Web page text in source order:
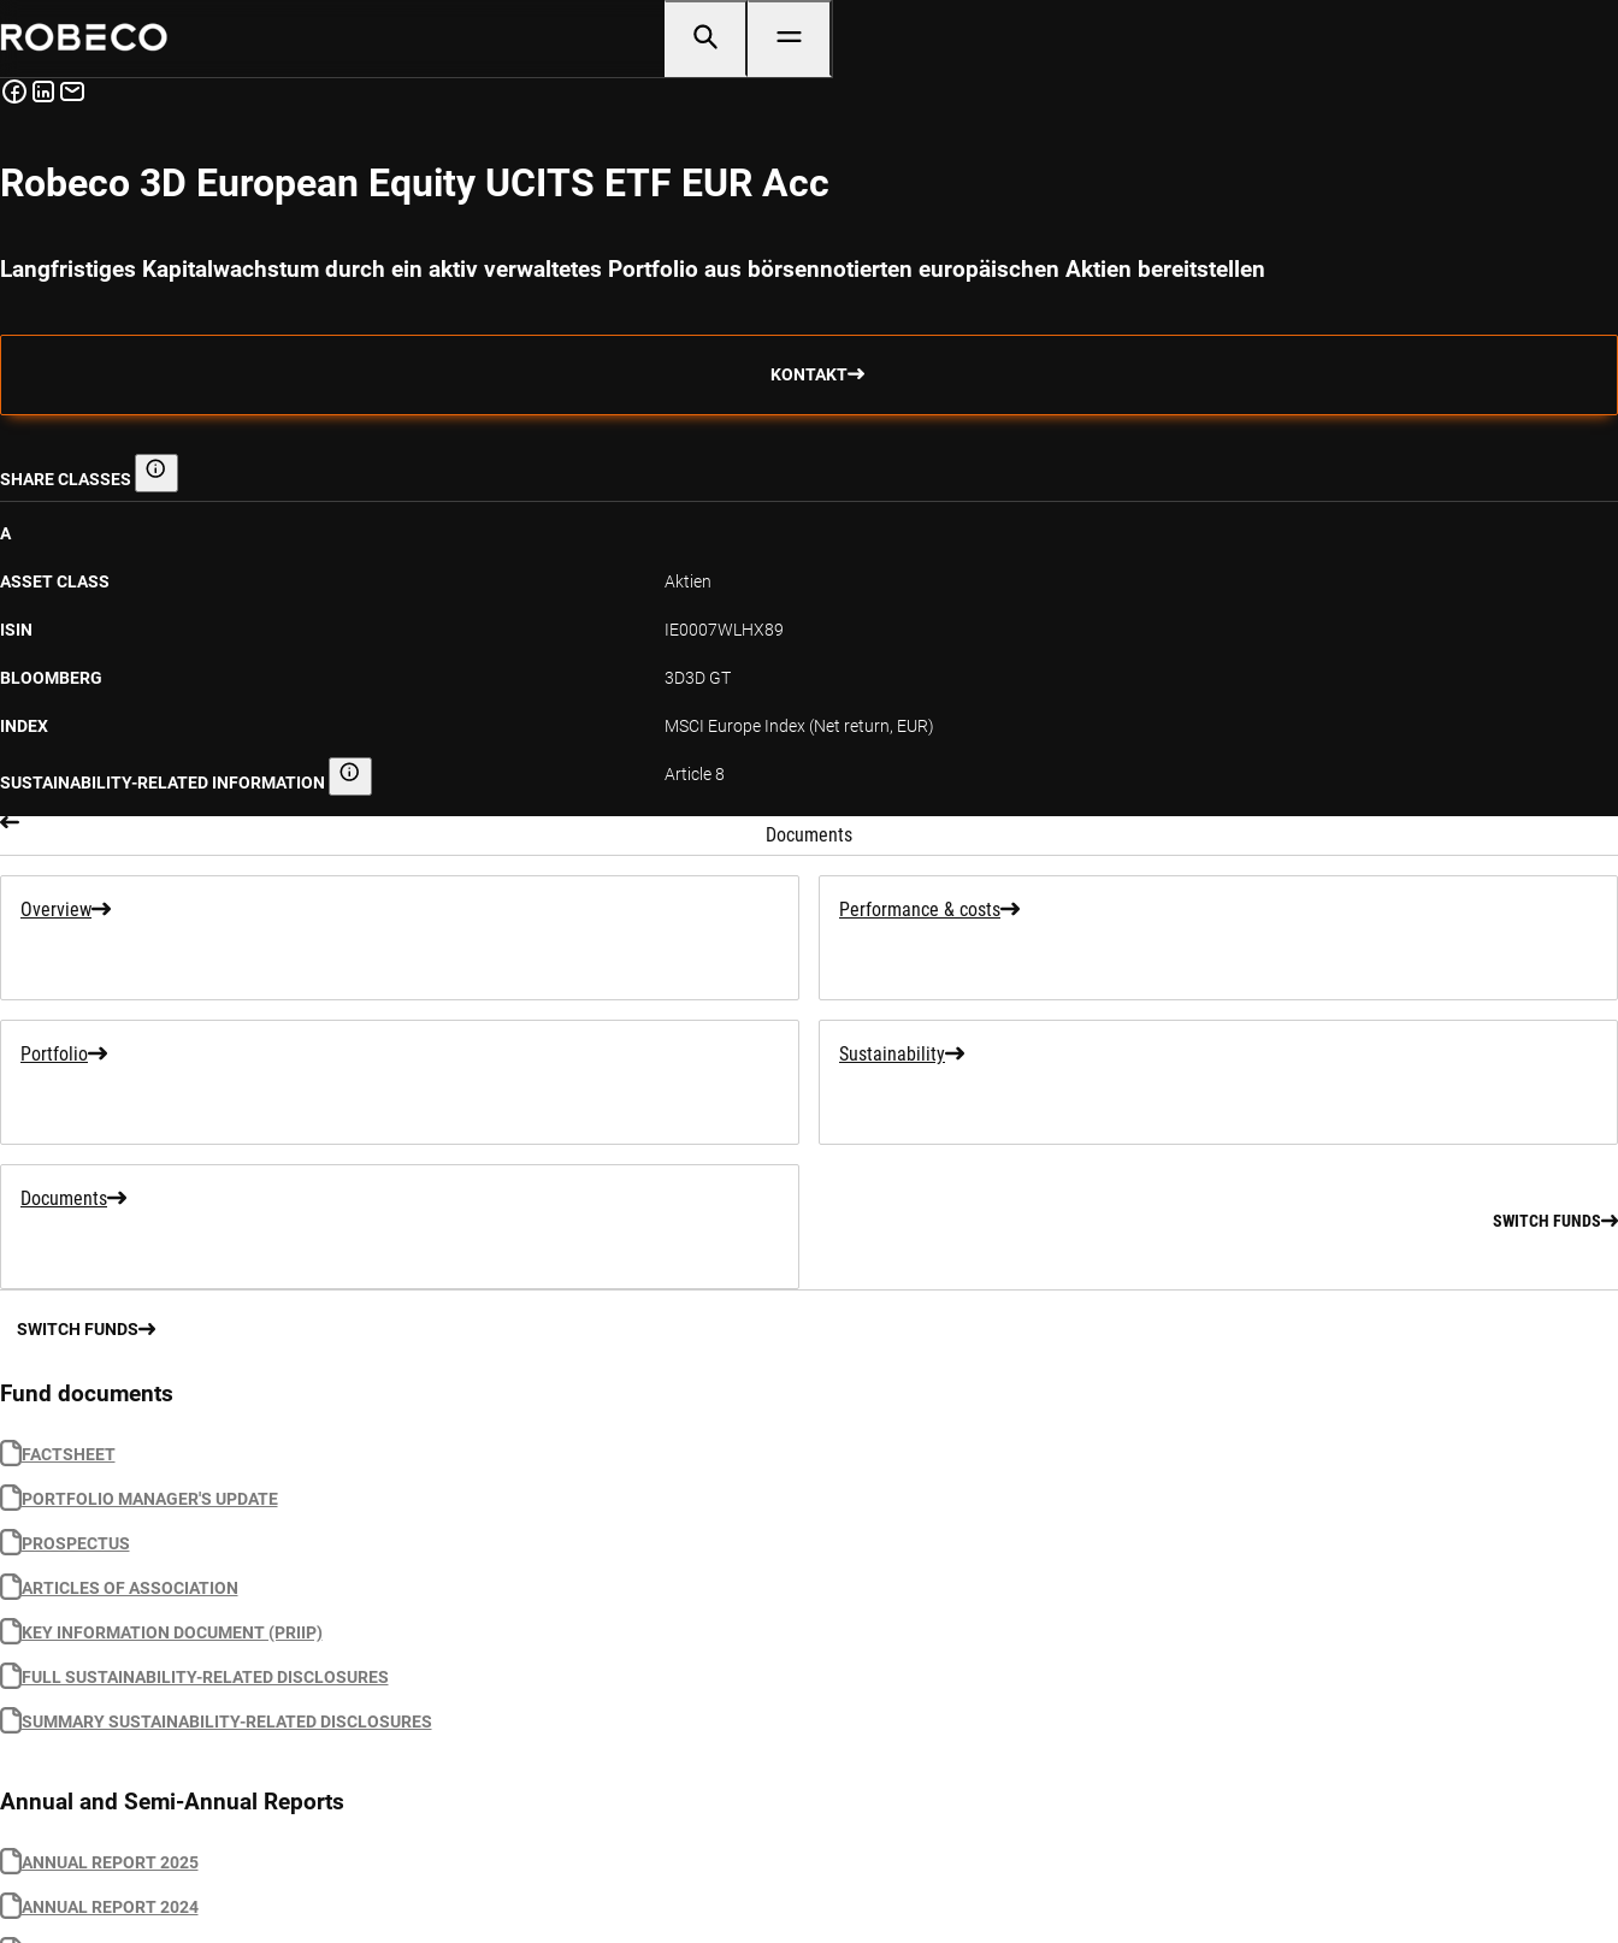
Robeco 3D European Equity UCITS ETF EUR Acc
Langfristiges Kapitalwachstum durch ein aktiv verwaltetes Portfolio aus börsennotierten europäischen Aktien bereitstellen
KONTAKT
SHARE CLASSES Share classes
A
ASSET CLASS Aktien
ISIN IE0007WLHX89
BLOOMBERG 3D3D GT
INDEX MSCI Europe Index (Net return, EUR)
SUSTAINABILITY-RELATED INFORMATION Sustainability-related information Article 8
Documents
Overview Performance & costs
Portfolio Sustainability
Documents
SWITCH FUNDS
SWITCH FUNDS
Fund documents
FACTSHEET
PORTFOLIO MANAGER'S UPDATE
PROSPECTUS
ARTICLES OF ASSOCIATION
KEY INFORMATION DOCUMENT (PRIIP)
FULL SUSTAINABILITY-RELATED DISCLOSURES
SUMMARY SUSTAINABILITY-RELATED DISCLOSURES
Annual and Semi-Annual Reports
ANNUAL REPORT 2025
ANNUAL REPORT 2024